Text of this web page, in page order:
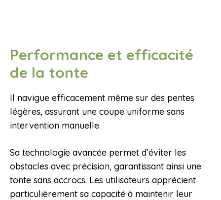
Performance et efficacité
de la tonte
Il navigue efficacement même sur des pentes
légères, assurant une coupe uniforme sans
intervention manuelle.
Sa technologie avancée permet d’éviter les
obstacles avec précision, garantissant ainsi une
tonte sans accrocs. Les utilisateurs apprécient
particulièrement sa capacité à maintenir leur